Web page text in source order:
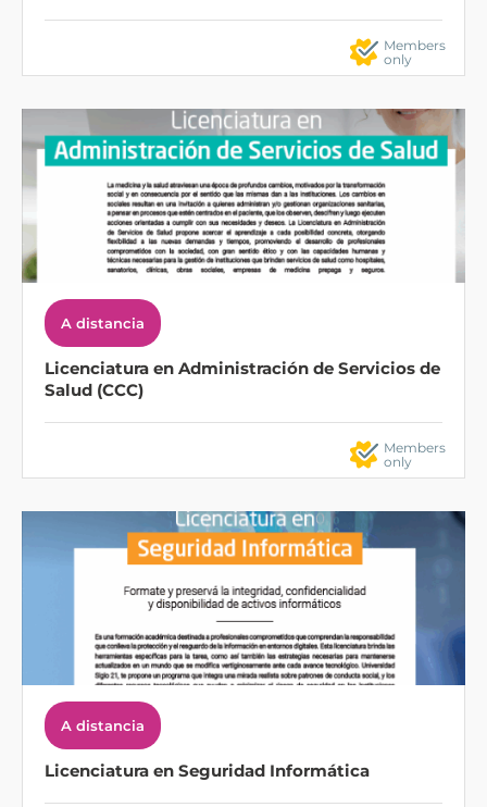
Members
only
A distancia
Licenciatura en Administración de Servicios de
Salud (CCC)
Members
only
A distancia
Licenciatura en Seguridad Informática